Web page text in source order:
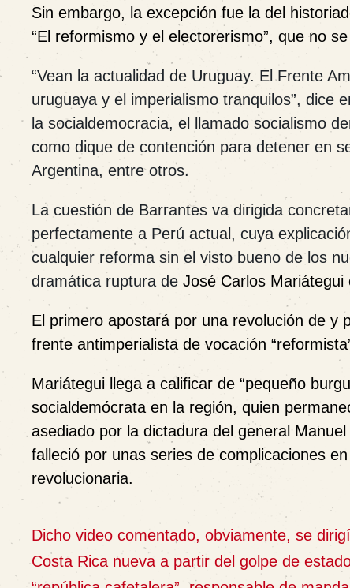
Sin embargo, la excepción fue la del
“El reformismo y el electorerismo”, que no
“Vean la actualidad de Uruguay. El Frente
uruguaya y el imperialismo tranquilos”, dice
la socialdemocracia, el llamado socialismo
como dique de contención para detener en
Argentina, entre otros.
La cuestión de Barrantes va dirigida
perfectamente a Perú actual, cuya
cualquier reforma sin el visto bueno de los
dramática ruptura de José Carlos
El primero apostará por una revolución de y
frente antimperialista de vocación
Mariátegui llega a calificar de “pequeño
socialdemócrata en la región, quien
asediado por la dictadura del general
falleció por unas series de complicaciones en
revolucionaria.
Dicho video comentado, obviamente, se
Costa Rica nueva a partir del golpe de